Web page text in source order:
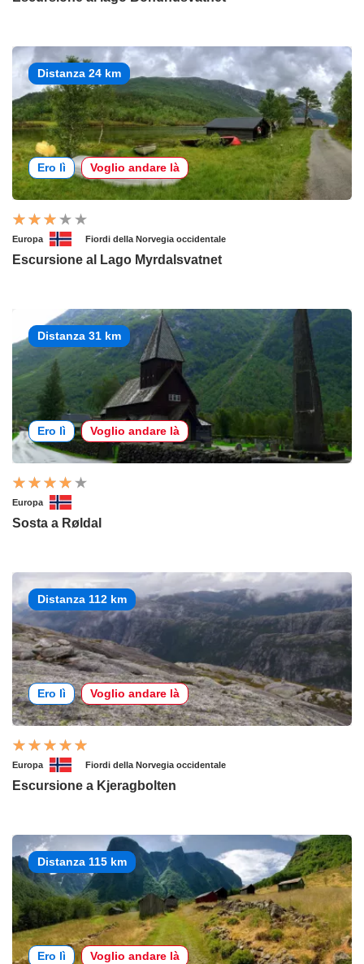
Distanza 24 km
Ero lì Voglio andare là
Europa Fiordi della Norvegia occidentale
Escursione al Lago Myrdalsvatnet
Distanza 31 km
Ero lì Voglio andare là
Europa
Sosta a Røldal
Distanza 112 km
Ero lì Voglio andare là
Europa Fiordi della Norvegia occidentale
Escursione a Kjeragbolten
Distanza 115 km
Ero lì Voglio andare là